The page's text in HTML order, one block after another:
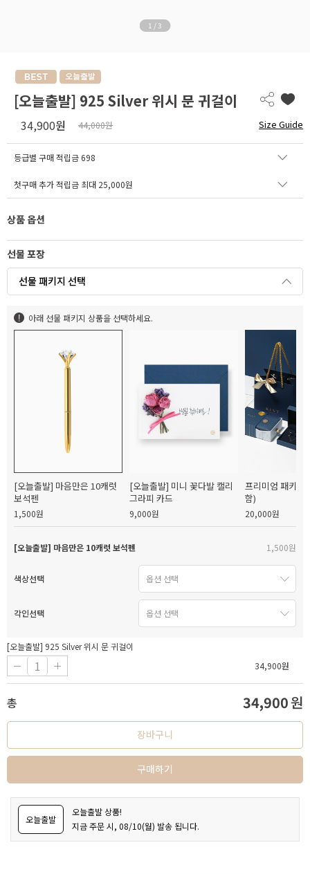
1 / 3
[오늘출발] 925 Silver 위시 문 귀걸이
34,900원 44,000원 Size Guide
등급별 구매 적립금698
첫구매 추가 적립금 최대 25,000원
상품 옵션
선물 포장
선물 패키지 선택
아래 선물 패키지 상품을 선택하세요.
[오늘출발] 마음만은 10캐럿
보석펜
1,500원
[오늘출발] 미니 꽃다발 캘리
그라피 카드
9,000원
프리미엄 패키지
함)
20,000원
[오늘출발] 마음만은 10캐럿 보석펜 1,500원
색상선택
각인선택
[오늘출발] 925 Silver 위시 문 귀걸이
34,900원
총 34,900원
장바구니
구매하기
오늘출발
오늘출발 상품!
지금 주문 시, 08/10(월) 발송 됩니다.